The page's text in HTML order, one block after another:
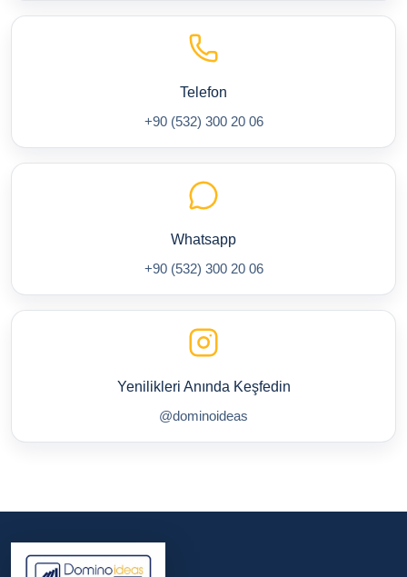
Telefon
+90 (532) 300 20 06
Whatsapp
+90 (532) 300 20 06
Yenilikleri Anında Keşfedin
@dominoideas